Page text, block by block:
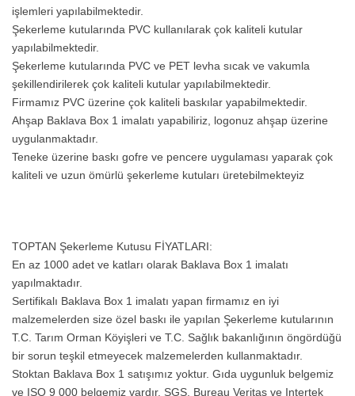
işlemleri yapılabilmektedir.
Şekerleme kutularında PVC kullanılarak çok kaliteli kutular
yapılabilmektedir.
Şekerleme kutularında PVC ve PET levha sıcak ve vakumla
şekillendirilerek çok kaliteli kutular yapılabilmektedir.
Firmamız PVC üzerine çok kaliteli baskılar yapabilmektedir.
Ahşap Baklava Box 1 imalatı yapabiliriz, logonuz ahşap üzerine
uygulanmaktadır.
Teneke üzerine baskı gofre ve pencere uygulaması yaparak çok
kaliteli ve uzun ömürlü şekerleme kutuları üretebilmekteyiz
TOPTAN Şekerleme Kutusu FİYATLARI:
En az 1000 adet ve katları olarak Baklava Box 1 imalatı
yapılmaktadır.
Sertifikalı Baklava Box 1 imalatı yapan firmamız en iyi
malzemelerden size özel baskı ile yapılan Şekerleme kutularının
T.C. Tarım Orman Köyişleri ve T.C. Sağlık bakanlığının öngördüğü
bir sorun teşkil etmeyecek malzemelerden kullanmaktadır.
Stoktan Baklava Box 1 satışımız yoktur. Gıda uygunluk belgemiz
ve ISO 9 000 belgemiz vardır. SGS, Bureau Veritas ve Intertek